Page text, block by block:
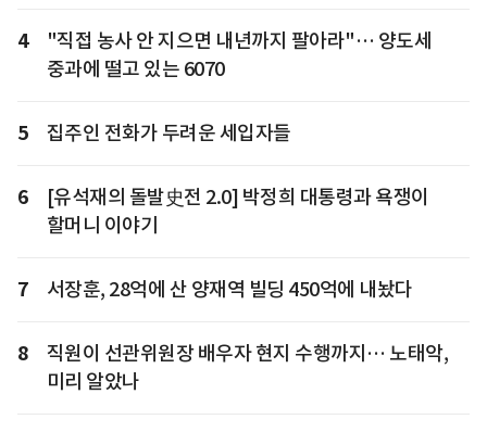
4
"직접 농사 안 지으면 내년까지 팔아라"… 양도세
중과에 떨고 있는 6070
5 집주인 전화가 두려운 세입자들
6
[유석재의 돌발史전 2.0] 박정희 대통령과 욕쟁이
할머니 이야기
7 서장훈, 28억에 산 양재역 빌딩 450억에 내놨다
8
직원이 선관위원장 배우자 현지 수행까지… 노태악,
미리 알았나